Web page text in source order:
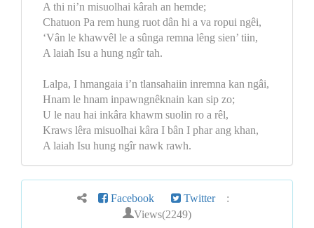
A thi ni’n misuolhai kârah an hemde;
Chatuon Pa rem hung ruot dân hi a va ropui ngêi,
‘Vân le khawvêl le a sûnga remna lêng sien’ tiin,
A laiah Isu a hung ngîr tah.
Lalpa, I hmangaia i’n tlansahaiin inremna kan ngâi,
Hnam le hnam inpawngnêknain kan sip zo;
U le nau hai inkâra khawm suolin ro a rêl,
Kraws lêra misuolhai kâra I bân I phar ang khan,
A laiah Isu hung ngîr nawk rawh.
Facebook Twitter :
Views(2249)